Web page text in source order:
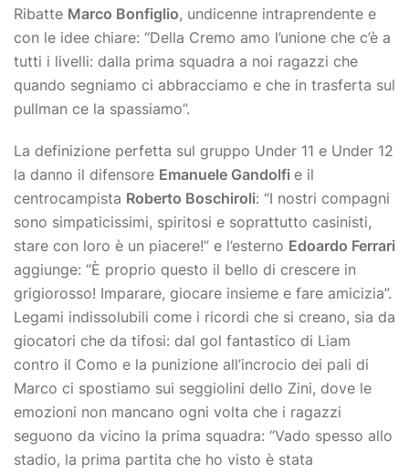
Ribatte Marco Bonfiglio, undicenne intraprendente e
con le idee chiare: “Della Cremo amo l’unione che c’è a
tutti i livelli: dalla prima squadra a noi ragazzi che
quando segniamo ci abbracciamo e che in trasferta sul
pullman ce la spassiamo”.
La definizione perfetta sul gruppo Under 11 e Under 12
la danno il difensore Emanuele Gandolfi e il
centrocampista Roberto Boschiroli: “I nostri compagni
sono simpaticissimi, spiritosi e soprattutto casinisti,
stare con loro è un piacere!” e l’esterno Edoardo Ferrari
aggiunge: “È proprio questo il bello di crescere in
grigiorosso! Imparare, giocare insieme e fare amicizia”.
Legami indissolubili come i ricordi che si creano, sia da
giocatori che da tifosi: dal gol fantastico di Liam
contro il Como e la punizione all’incrocio dei pali di
Marco ci spostiamo sui seggiolini dello Zini, dove le
emozioni non mancano ogni volta che i ragazzi
seguono da vicino la prima squadra: “Vado spesso allo
stadio, la prima partita che ho visto è stata